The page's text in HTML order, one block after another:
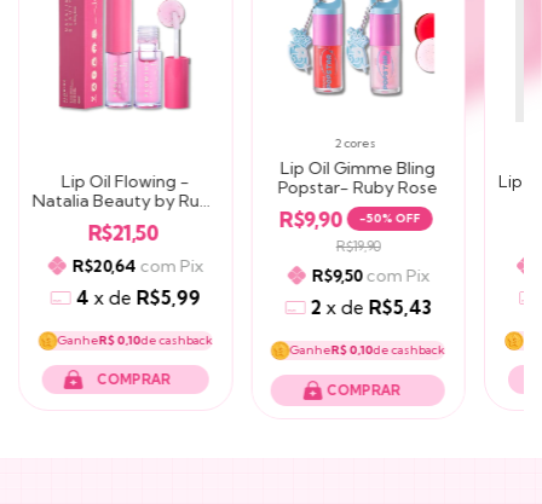
Lip Oil Flowing -
Natalia Beauty by Ruby
Rose
R$21,50
R$20,64 com Pix
4 x de R$5,99
GanheR$ 0,10de cashback
2 cores
Lip Oil Gimme Bling
Popstar- Ruby Rose
R$9,90 -50% OFF
R$19,90
R$9,50com Pix
2 x de R$5,43
GanheR$ 0,10de cashback
COMPRAR
Lip